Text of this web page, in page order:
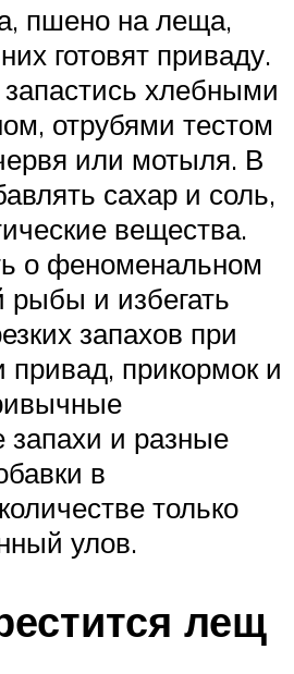
пшено на леща,
готовят приваду.
хлебными
отрубями тестом
или мотыля. В
сахар и соль,
вещества.
о феноменальном
рыбы и избегать
запахов при
привад, прикормок и
запахи и разные
в
только
улов.
лещ